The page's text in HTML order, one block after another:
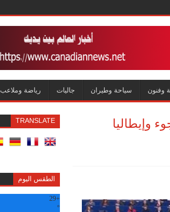
وفنون سياحة وطيران جاليات رياضة وملاعب
وإيطاليا
TRANSLATE
الطقس اليوم
+
29
°